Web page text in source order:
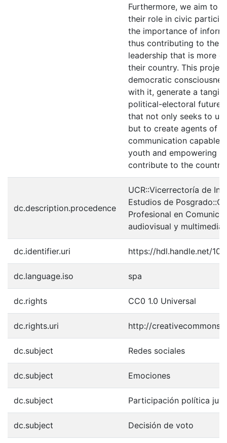
Furthermore, we aim to
their role in civic
the importance of
thus contributing to the
leadership that is more
their country. This
democratic
with it, generate a
political-electoral future.
that not only seeks to
but to create agents of
communication capable
youth and empowering
contribute to the
dc.description.procedence
UCR::Vicerrectoría de
Estudios de
Profesional en
audiovisual y multimedia
dc.identifier.uri https://hdl.handle.net/
dc.language.iso spa
dc.rights CC0 1.0 Universal
dc.rights.uri http://
dc.subject Redes sociales
dc.subject Emociones
dc.subject Participación política
dc.subject Decisión de voto